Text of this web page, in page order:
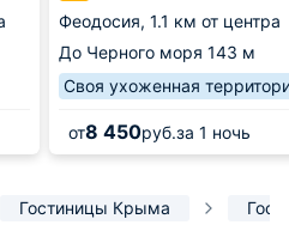
Феодосия, 1.1 км от центра
До Черного моря 143 м
Своя ухоженная
от8 450руб.за 1 ночь
Гостиницы Крыма